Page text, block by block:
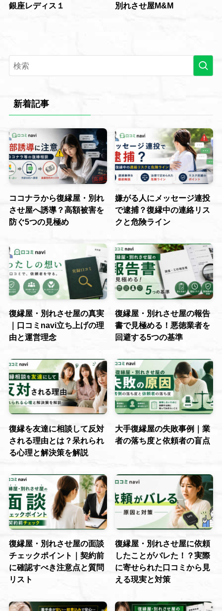
銀座レディス１ 別れさせ屋M&M
新着記事
ココナラから復縁屋・別れ
させ屋へ誘導？高額被害を
防ぐ5つの見極め
嫌がる人にメッセージ連投
で逮捕？復縁中の連絡リス
クと危険ライン
復縁屋・別れさせ屋の真実
｜口コミnavi立ち上げの理
由と運営理念
復縁屋・別れさせ屋の報告
書で見極める！悪徳業者を
回避する5つの基準
復縁を友達に相談して反対
される理由とは？呆れられ
る心理と解決策を解説
大手復縁屋の失敗事例｜業
者の落ち度と依頼者の盲点
復縁屋・別れさせ屋の面談
チェックポイント｜契約前
に確認すべき注意点と質問
リスト
復縁屋・別れさせ屋に依頼
したことがバレた！？実際
に寄せられた口コミから見
える現実と対策